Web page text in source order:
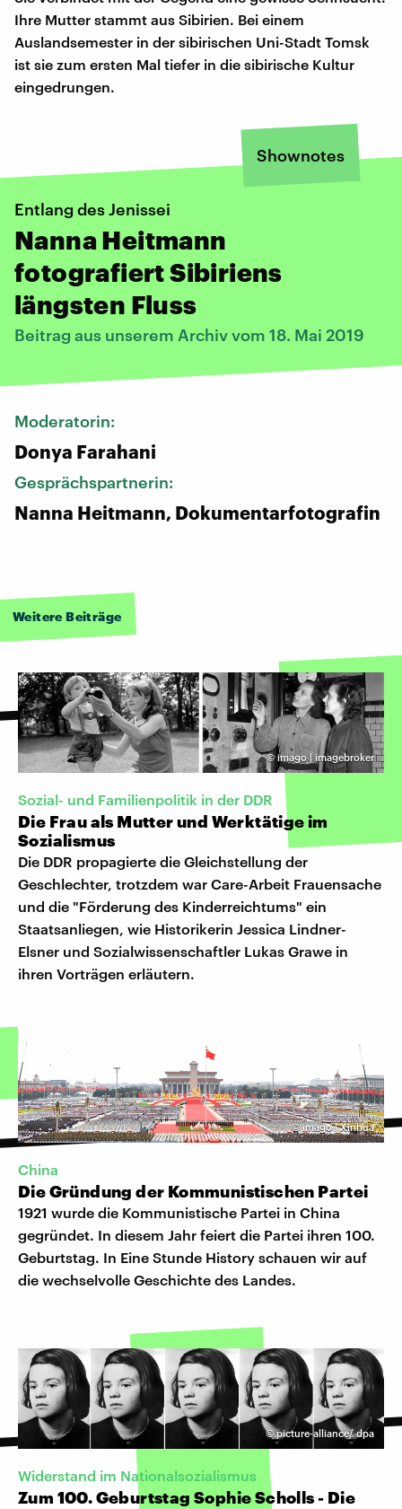
Ihre Mutter stammt aus Sibirien. Bei einem
Auslandsemester in der sibirischen Uni-Stadt Tomsk
ist sie zum ersten Mal tiefer in die sibirische Kultur
eingedrungen.
Shownotes
Entlang des Jenissei
Nanna Heitmann
fotografiert Sibiriens
längsten Fluss
Beitrag aus unserem Archiv vom 18. Mai 2019
Moderatorin:
Donya Farahani
Gesprächspartnerin:
Nanna Heitmann, Dokumentarfotografin
Weitere Beiträge
©imago | imagebroker
Sozial- und Familienpolitik in der DDR
Die Frau als Mutter und Werktätige im
Sozialismus
Die DDR propagierte die Gleichstellung der
Geschlechter, trotzdem war Care-Arbeit Frauensache
und die "Förderung des Kinderreichtums" ein
Staatsanliegen, wie Historikerin Jessica Lindner-
Elsner und Sozialwissenschaftler Lukas Grawe in
ihren Vorträgen erläutern.
©imago | Xinhua
China
Die Gründung der Kommunistischen Partei
1921 wurde die Kommunistische Partei in China
gegründet. In diesem Jahr feiert die Partei ihren 100.
Geburtstag. In Eine Stunde History schauen wir auf
die wechselvolle Geschichte des Landes.
©picture-alliance/ dpa
Widerstand im Nationalsozialismus
Zum 100. Geburtstag Sophie Scholls - Die